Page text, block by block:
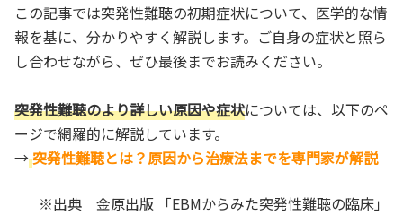
この記事では突発性難聴の初期症状について、医学的な情
報を基に、分かりやすく解説します。ご自身の症状と照ら
し合わせながら、ぜひ最後までお読みください。
突発性難聴のより詳しい原因や症状については、以下のペ
ージで網羅的に解説しています。
→突発性難聴とは？原因から治療法までを専門家が解説
※出典 金原出版 「EBMからみた突発性難聴の臨床」